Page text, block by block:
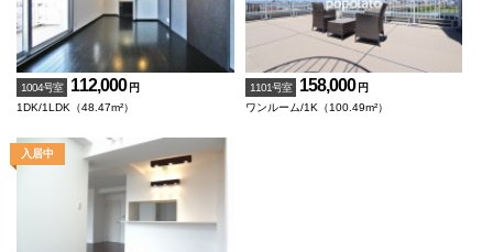
1004号室 112,000 円
1DK/1LDK（48.47m²）
1101号室 158,000 円
ワンルーム/1K（100.49m²）